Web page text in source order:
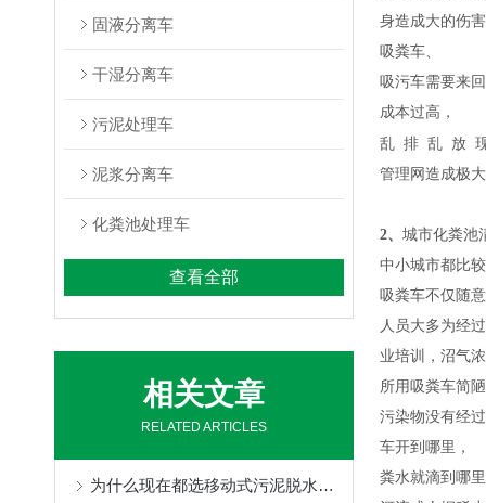
固液分离车
干湿分离车
污泥处理车
泥浆分离车
化粪池处理车
查看全部
相关文章
RELATED ARTICLES
为什么现在都选移动式污泥脱水车？
身造成大的伤
吸粪车、
吸污车需要来
成本过高，
乱 排 乱 放
管理网造成极
2、 城市化粪池
中小城市都比
吸粪车不仅随
人员大多为经
业培训，沼气
所用吸粪车简
污染物没有经
车开到哪里，
粪水就滴到哪